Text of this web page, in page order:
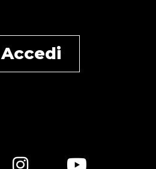
Accedi